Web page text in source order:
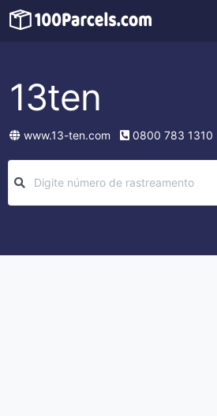
13ten
www.13-ten.com 0800 783 1310